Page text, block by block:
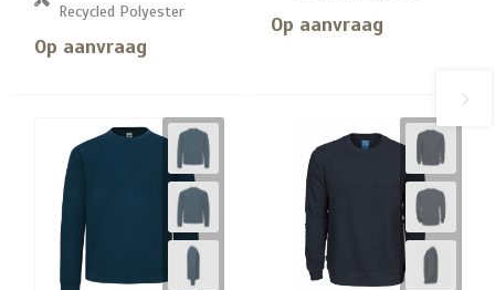
Recycled Polyester
Op aanvraag
Op aanvraag